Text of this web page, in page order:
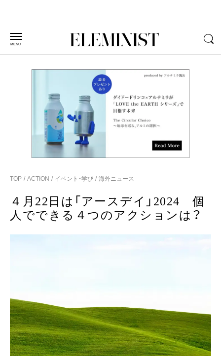
MENU
TOP ACTION イベント・学び 海外ニュース
４月22日は「アースデイ」2024 個
人でできる４つのアクションは？